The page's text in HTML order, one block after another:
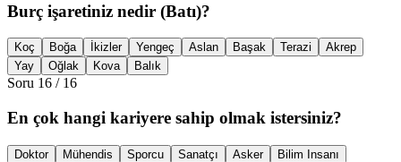
Burç işaretiniz nedir (Batı)?
Koç Boğa İkizler Yengeç Aslan Başak Terazi
Akrep
Yay
Oğlak Kova Balık
Soru 16 / 16
En çok hangi kariyere sahip olmak istersiniz?
Doktor Mühendis Sporcu Sanatçı Asker
Bilim Insanı